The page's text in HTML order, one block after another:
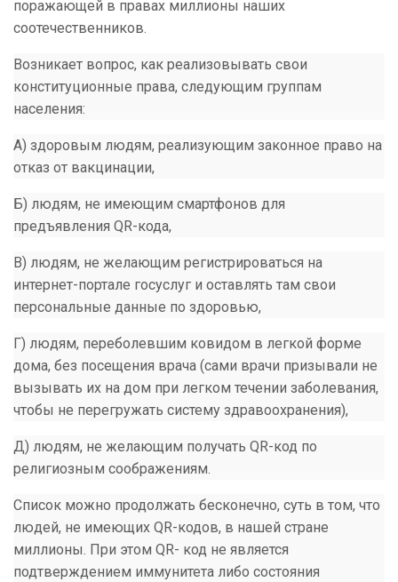
поражающей в правах миллионы наших
соотечественников.
Возникает вопрос, как реализовывать свои
конституционные права, следующим группам
населения:
А) здоровым людям, реализующим законное право на
отказ от вакцинации,
Б) людям, не имеющим смартфонов для
предъявления QR-кода,
В) людям, не желающим регистрироваться на
интернет-портале госуслуг и оставлять там свои
персональные данные по здоровью,
Г) людям, переболевшим ковидом в легкой форме
дома, без посещения врача (сами врачи призывали не
вызывать их на дом при легком течении заболевания,
чтобы не перегружать систему здравоохранения),
Д) людям, не желающим получать QR-код по
религиозным соображениям.
Список можно продолжать бесконечно, суть в том, что
людей, не имеющих QR-кодов, в нашей стране
миллионы. При этом QR- код не является
подтверждением иммунитета либо состояния